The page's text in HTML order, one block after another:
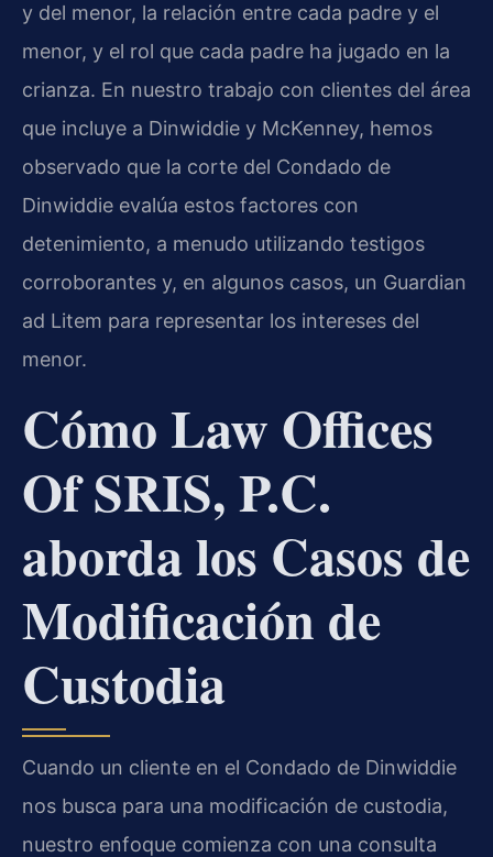
y del menor, la relación entre cada padre y el
menor, y el rol que cada padre ha jugado en la
crianza. En nuestro trabajo con clientes del área
que incluye a Dinwiddie y McKenney, hemos
observado que la corte del Condado de
Dinwiddie evalúa estos factores con
detenimiento, a menudo utilizando testigos
corroborantes y, en algunos casos, un Guardian
ad Litem para representar los intereses del
menor.
Cómo Law Offices
Of SRIS, P.C.
aborda los Casos de
Modificación de
Custodia
Cuando un cliente en el Condado de Dinwiddie
nos busca para una modificación de custodia,
nuestro enfoque comienza con una consulta